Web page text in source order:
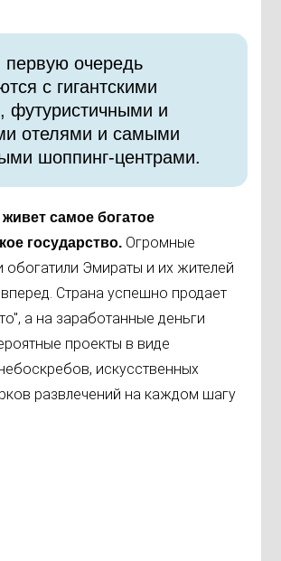
очередь
с гигантскими
футуристичными и
отелями и самыми
шоппинг-центрами.
живет самое богатое
государство. Огромные
обогатили Эмираты и их жителей
Страна успешно продает
а на заработанные деньги
проекты в виде
искусственных
развлечений на каждом шагу